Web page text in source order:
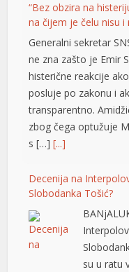
“Bez obzira na
na čijem je čelu nisu i
Generalni sekretar
ne zna zašto je Emir
histerične reakcije
posluje po zakonu i
transparentno.
zbog čega optužuje
s […][...]
Decenija na
Slobodanka Tošić?
su u ratu